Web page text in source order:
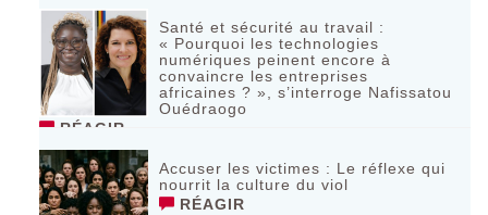
Santé et sécurité au travail :
« Pourquoi les technologies
numériques peinent encore à
convaincre les entreprises
africaines ? », s’interroge Nafissatou
Ouédraogo
RÉAGIR
Accuser les victimes : Le réflexe qui
nourrit la culture du viol
RÉAGIR